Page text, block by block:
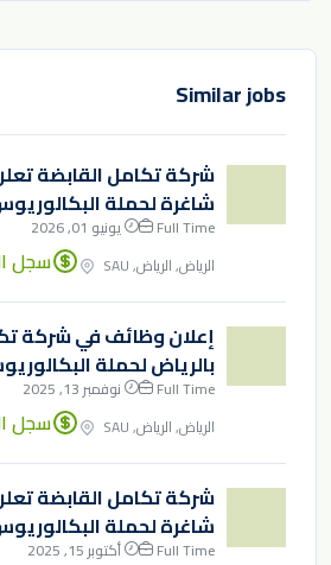
Similar jobs
شاغرة لحملة
Full Time
يونيو 01, 2026
الرياض, الرياض, SAU
سجل
إعلان وظائف في شركة
بالرياض لحملة
Full Time
نوفمبر 13, 2025
الرياض, الرياض, SAU
سجل
شاغرة لحملة
Full Time
أكتوبر 15, 2025